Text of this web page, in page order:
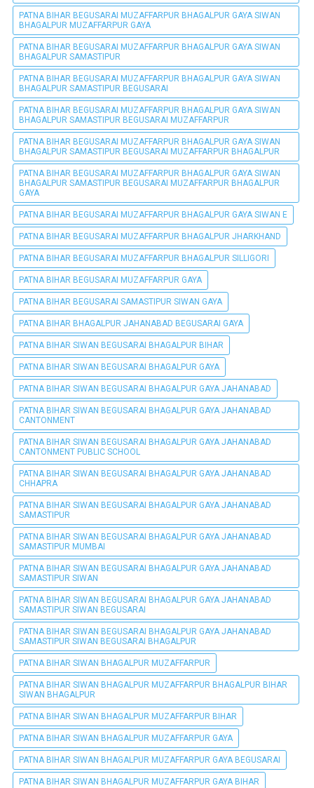
PATNA BIHAR BEGUSARAI MUZAFFARPUR BHAGALPUR GAYA SIWAN
BHAGALPUR MUZAFFARPUR GAYA
PATNA BIHAR BEGUSARAI MUZAFFARPUR BHAGALPUR GAYA SIWAN
BHAGALPUR SAMASTIPUR
PATNA BIHAR BEGUSARAI MUZAFFARPUR BHAGALPUR GAYA SIWAN
BHAGALPUR SAMASTIPUR BEGUSARAI
PATNA BIHAR BEGUSARAI MUZAFFARPUR BHAGALPUR GAYA SIWAN
BHAGALPUR SAMASTIPUR BEGUSARAI MUZAFFARPUR
PATNA BIHAR BEGUSARAI MUZAFFARPUR BHAGALPUR GAYA SIWAN
BHAGALPUR SAMASTIPUR BEGUSARAI MUZAFFARPUR BHAGALPUR
PATNA BIHAR BEGUSARAI MUZAFFARPUR BHAGALPUR GAYA SIWAN
BHAGALPUR SAMASTIPUR BEGUSARAI MUZAFFARPUR BHAGALPUR
GAYA
PATNA BIHAR BEGUSARAI MUZAFFARPUR BHAGALPUR GAYA SIWAN E
PATNA BIHAR BEGUSARAI MUZAFFARPUR BHAGALPUR JHARKHAND
PATNA BIHAR BEGUSARAI MUZAFFARPUR BHAGALPUR SILLIGORI
PATNA BIHAR BEGUSARAI MUZAFFARPUR GAYA
PATNA BIHAR BEGUSARAI SAMASTIPUR SIWAN GAYA
PATNA BIHAR BHAGALPUR JAHANABAD BEGUSARAI GAYA
PATNA BIHAR SIWAN BEGUSARAI BHAGALPUR BIHAR
PATNA BIHAR SIWAN BEGUSARAI BHAGALPUR GAYA
PATNA BIHAR SIWAN BEGUSARAI BHAGALPUR GAYA JAHANABAD
PATNA BIHAR SIWAN BEGUSARAI BHAGALPUR GAYA JAHANABAD
CANTONMENT
PATNA BIHAR SIWAN BEGUSARAI BHAGALPUR GAYA JAHANABAD
CANTONMENT PUBLIC SCHOOL
PATNA BIHAR SIWAN BEGUSARAI BHAGALPUR GAYA JAHANABAD
CHHAPRA
PATNA BIHAR SIWAN BEGUSARAI BHAGALPUR GAYA JAHANABAD
SAMASTIPUR
PATNA BIHAR SIWAN BEGUSARAI BHAGALPUR GAYA JAHANABAD
SAMASTIPUR MUMBAI
PATNA BIHAR SIWAN BEGUSARAI BHAGALPUR GAYA JAHANABAD
SAMASTIPUR SIWAN
PATNA BIHAR SIWAN BEGUSARAI BHAGALPUR GAYA JAHANABAD
SAMASTIPUR SIWAN BEGUSARAI
PATNA BIHAR SIWAN BEGUSARAI BHAGALPUR GAYA JAHANABAD
SAMASTIPUR SIWAN BEGUSARAI BHAGALPUR
PATNA BIHAR SIWAN BHAGALPUR MUZAFFARPUR
PATNA BIHAR SIWAN BHAGALPUR MUZAFFARPUR BHAGALPUR BIHAR
SIWAN BHAGALPUR
PATNA BIHAR SIWAN BHAGALPUR MUZAFFARPUR BIHAR
PATNA BIHAR SIWAN BHAGALPUR MUZAFFARPUR GAYA
PATNA BIHAR SIWAN BHAGALPUR MUZAFFARPUR GAYA BEGUSARAI
PATNA BIHAR SIWAN BHAGALPUR MUZAFFARPUR GAYA BIHAR